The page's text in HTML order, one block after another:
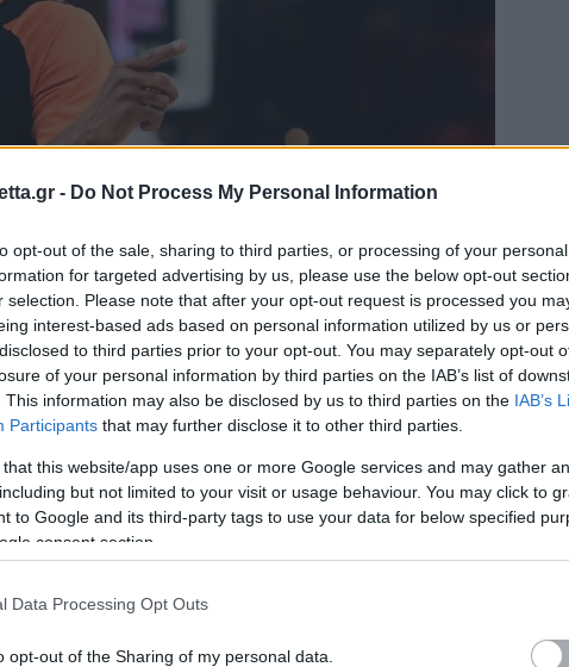
- Do Not Process My Personal Information
opt-out of the sale, sharing to third parties, or processing of your
for targeted advertising by us, please use the below opt-out
selection. Please note that after your opt-out request is processed you
interest-based ads based on personal information utilized by us or
to third parties prior to your opt-out. You may separately opt-out
of your personal information by third parties on the IAB’s list of
This information may also be disclosed by us to third parties on the IAB’s
Participants that may further disclose it to other third parties.
that this website/app uses one or more Google services and may gather
but not limited to your visit or usage behaviour. You may click to
to Google and its third-party tags to use your data for below specified
consent section.
Data Processing Opt Outs
opt-out of the Sharing of my personal data.
στα αποτελέσματα αναζήτησης.
στην Google
της έδρας ύστερα από ρατσιστικό
Μπισάνγκ, το οποίο γράφτηκε στο